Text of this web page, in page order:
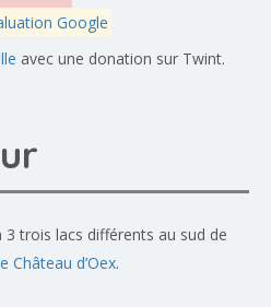
Google
avec une donation sur Twint.
trois lacs différents au sud de
Château d’Oex.